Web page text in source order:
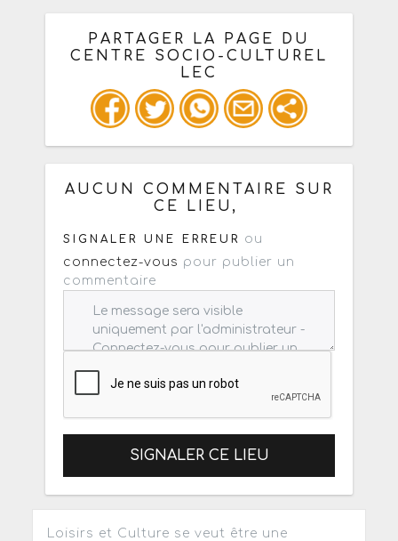
PARTAGER LA PAGE DU
CENTRE SOCIO-CULTUREL
LEC
Ou copiez les infos ci-dessous pour
un : mail / forum / réseau social
AUCUN COMMENTAIRE SUR
CE LIEU,
SIGNALER UNE ERREUR ou
connectez-vous pour publier un
commentaire
SIGNALER CE LIEU
Loisirs et Culture se veut être une